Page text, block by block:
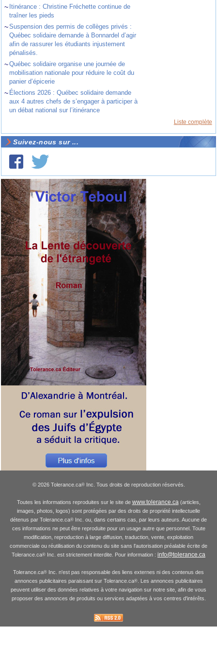
~ Itinérance : Christine Fréchette continue de
traîner les pieds
~Suspension des permis de collèges privés :
Québec solidaire demande à Bonnardel d’agir
afin de rassurer les étudiants injustement
pénalisés.
~Québec solidaire organise une journée de
mobilisation nationale pour réduire le coût du
panier d’épicerie
~ Élections 2026 : Québec solidaire demande
aux 4 autres chefs de s’engager à participer à
un débat national sur l’itinérance
Liste complète
Suivez-nous sur ...
© 2026 Tolerance.ca®Inc. Tous droits de reproduction réservés.
Toutes les informations reproduites sur le site de www.tolerance.ca(articles,
images, photos, logos) sont protégées par des droits de propriété intellectuelle
détenus par Tolerance.ca® Inc. ou, dans certains cas, par leurs auteurs. Aucune de
ces informations ne peut être reproduite pour un usage autre que personnel. Toute
modification, reproduction à large diffusion, traduction, vente, exploitation
commerciale ou réutilisation du contenu du site sans l'autorisation préalable écrite de
Tolerance.ca® Inc. est strictement interdite. Pour information : info@tolerance.ca
Tolerance.ca® Inc. n'est pas responsable des liens externes ni des contenus des
annonces publicitaires paraissant sur Tolerance.ca®. Les annonces publicitaires
peuvent utiliser des données relatives à votre navigation sur notre site, afin de vous
proposer des annonces de produits ou services adaptées à vos centres d'intérêts.